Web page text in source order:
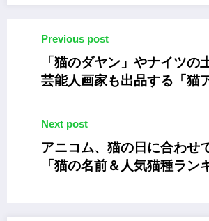
Previous post
「猫のダヤン」やナイツの
芸能人画家も出品する「猫
Next post
アニコム、猫の日に合わせ
「猫の名前＆人気猫種ラン